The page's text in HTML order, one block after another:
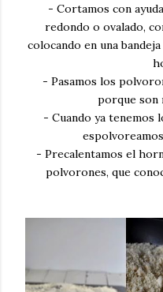
- Cortamos con
redondo o ovalado,
colocando en una
- Pasamos los
porque son
- Cuando ya tenemos
- Precalentamos el
polvorones, que